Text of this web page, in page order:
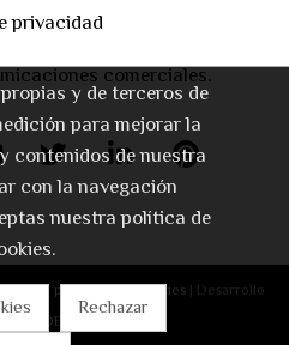
privacidad
comerciales.
de privacidad|Cookies| Desarrollo
DELSOL
y de terceros de
para mejorar la
contenidos de nuestra
con la navegación
nuestra política de
Rechazar